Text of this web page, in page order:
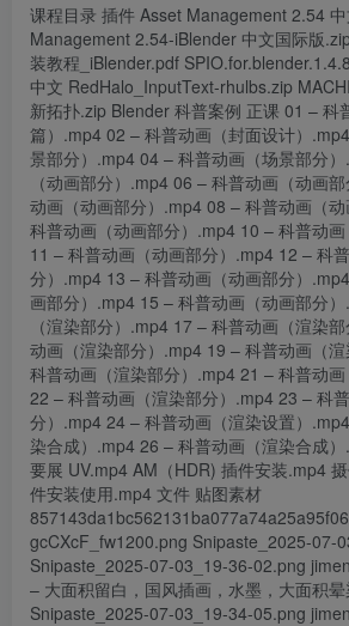
课程目录 插件 Asset Management 2.54
Management 2.54-iBlender 中文国际版
装教程_iBlender.pdf
中文 RedHalo_InputText-rhulbs.zip
新拓扑.zip Blender 科普案例 正课 01 – 科
篇）.mp4 02 – 科普动画（封面设计）
景部分）.mp4 04 – 科普动画（场景部分
（动画部分）.mp4 06 – 科普动画（动画
动画（动画部分）.mp4 08 – 科普动画（
科普动画（动画部分）.mp4 10 – 科普动
11 – 科普动画（动画部分）.mp4 12 – 科
分）.mp4 13 – 科普动画（动画部分）
画部分）.mp4 15 – 科普动画（动画部分
（渲染部分）.mp4 17 – 科普动画（渲染
动画（渲染部分）.mp4 19 – 科普动画（
科普动画（渲染部分）.mp4 21 – 科普动
22 – 科普动画（渲染部分）.mp4 23 – 科
分）.mp4 24 – 科普动画（渲染设置）
染合成）.mp4 26 – 科普动画（渲染合成
要展 UV.mp4 AM（HDR) 插件安装.mp4
件安装使用.mp4 文件 贴图素材
gcCXcF_fw1200.png Snipaste_2025-07-
Snipaste_2025-07-03_19-36-02.png
– 大面积留白，国风插画，水墨，大面积
Snipaste_2025-07-03_19-34-05.png